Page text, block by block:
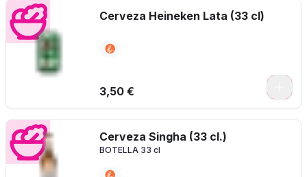
Cerveza Heineken Lata (33 cl)
3,50 €
Cerveza Singha (33 cl.)
BOTELLA 33 cl